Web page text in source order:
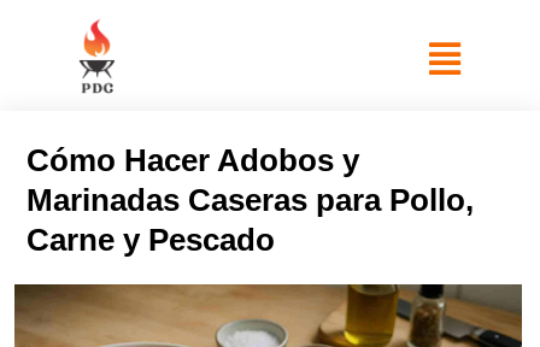
Cómo Hacer Adobos y
Marinadas Caseras para Pollo,
Carne y Pescado